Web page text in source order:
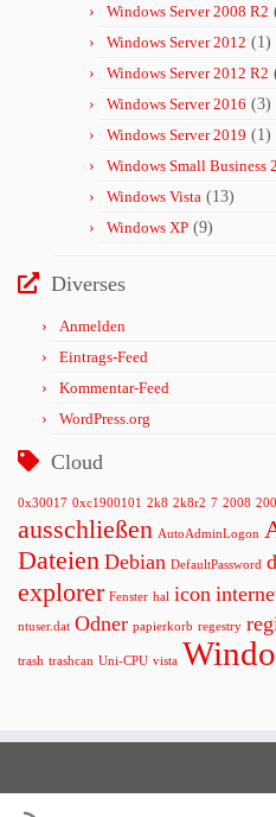
Windows Server 2008 R2
Windows Server 2012 (1)
Windows Server 2012 R2
Windows Server 2016 (3)
Windows Server 2019 (1)
Windows Small Business
Windows Vista (13)
Windows XP (9)
Diverses
Anmelden
Eintrags-Feed
Kommentar-Feed
WordPress.org
Cloud
0x30017 0xc1900101 2k8 2k8r2 7 2008
ausschließen AutoAdminLogon
Dateien Debian DefaultPassword
explorer Fenster hal icon
ntuser.dat Odner papierkorb regestry
trash trashcan Uni-CPU vista